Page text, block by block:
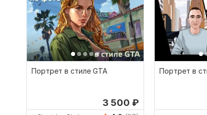
Портрет в стиле GTA
3 500 ₽
Портрет в